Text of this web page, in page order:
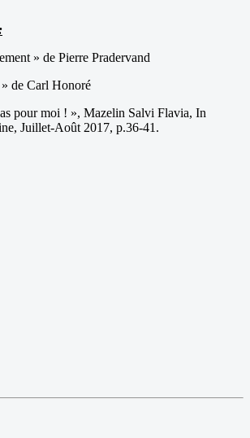
» de Pierre Pradervand
de Carl Honoré
pour moi ! », Mazelin Salvi Flavia, In
Juillet-Août 2017, p.36-41.